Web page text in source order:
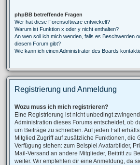
phpBB betreffende Fragen
Wer hat diese Forensoftware entwickelt?
Warum ist Funktion x oder y nicht enthalten?
An wen soll ich mich wenden, falls es Beschwerden
diesem Forum gibt?
Wie kann ich einen Administrator des Boards
Registrierung und Anmeldung
Wozu muss ich mich registrieren?
Eine Registrierung ist nicht unbedingt
Administration dieses Forums entscheidet, ob
um Beiträge zu schreiben. Auf jeden Fall
Mitglied Zugriff auf zusätzliche Funktionen, die
Verfügung stehen: zum Beispiel Avatarbilder,
Mail-Versand an andere Mitglieder, Beitritt zu
weiter. Wir empfehlen dir eine Anmeldung, da